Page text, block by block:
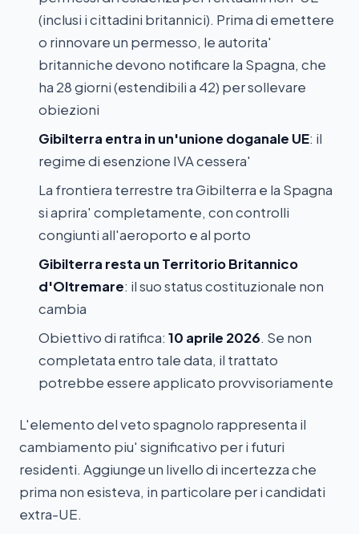
(inclusi i cittadini britannici). Prima di emettere
o rinnovare un permesso, le autorita'
britanniche devono notificare la Spagna, che
ha 28 giorni (estendibili a 42) per sollevare
obiezioni
Gibilterra entra in un'unione doganale UE: il
regime di esenzione IVA cessera'
La frontiera terrestre tra Gibilterra e la Spagna
si aprira' completamente, con controlli
congiunti all'aeroporto e al porto
Gibilterra resta un Territorio Britannico
d'Oltremare: il suo status costituzionale non
cambia
Obiettivo di ratifica: 10 aprile 2026. Se non
completata entro tale data, il trattato
potrebbe essere applicato provvisoriamente
L'elemento del veto spagnolo rappresenta il
cambiamento piu' significativo per i futuri
residenti. Aggiunge un livello di incertezza che
prima non esisteva, in particolare per i candidati
extra-UE.